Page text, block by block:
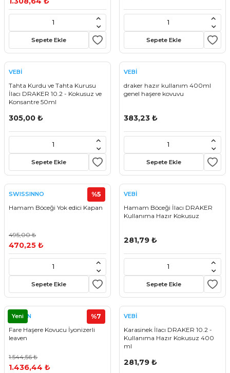
Kovucu Cihazlar
Cihazlar
Cihazlar
Tel ÇeşitleriSepete Ekle Sepete Ekle
VEBİ
Tahta Kurdu ve Tahta Kurusu
İlacı DRAKER 10.2 - Kokusuz ve
Konsantre 50ml
305,00 ₺
Sepete Ekle
VEBİ
draker hazır kullanım 400ml
genel haşere kovuvu
383,23 ₺
Sepete Ekle
SWISSINNO
Hamam Böceği Yok edici Kapan
%5
495,00 ₺
470,25 ₺
Sepete Ekle
VEBİ
Hamam Böceği İlacı DRAKER
Kullanıma Hazır Kokusuz
281,79 ₺
Sepete Ekle
Yeni
LEAVEN
Fare Haşere Kovucu İyonizerli
leaven
%7
1.544,56 ₺
1.436,44 ₺
VEBİ
Karasinek İlacı DRAKER 10.2 -
Kullanıma Hazır Kokusuz 400
ml
281,79 ₺